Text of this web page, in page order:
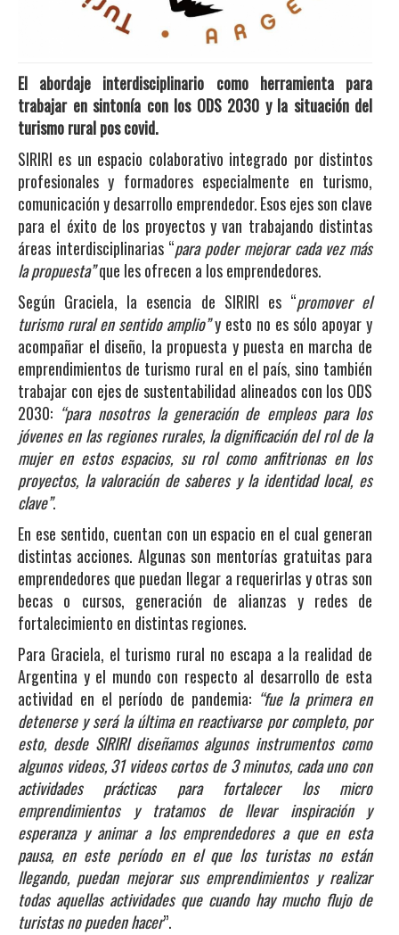
El abordaje interdisciplinario como herramienta para
trabajar en sintonía con los ODS 2030 y la situación del
turismo rural pos covid.
SIRIRI es un espacio colaborativo integrado por distintos
profesionales y formadores especialmente en turismo,
comunicación y desarrollo emprendedor. Esos ejes son clave
para el éxito de los proyectos y van trabajando distintas
áreas interdisciplinarias “para poder mejorar cada vez más
la propuesta”que les ofrecen a los emprendedores.
Según Graciela, la esencia de SIRIRI es “promover el
turismo rural en sentido amplio”y esto no es sólo apoyar y
acompañar el diseño, la propuesta y puesta en marcha de
emprendimientos de turismo rural en el país, sino también
trabajar con ejes de sustentabilidad alineados con los ODS
2030: “para nosotros la generación de empleos para los
jóvenes en las regiones rurales, la dignificación del rol de la
mujer en estos espacios, su rol como anfitrionas en los
proyectos, la valoración de saberes y la identidad local, es
clave”.
En ese sentido, cuentan con un espacio en el cual generan
distintas acciones. Algunas son mentorías gratuitas para
emprendedores que puedan llegar a requerirlas y otras son
becas o cursos, generación de alianzas y redes de
fortalecimiento en distintas regiones.
Para Graciela, el turismo rural no escapa a la realidad de
Argentina y el mundo con respecto al desarrollo de esta
actividad en el período de pandemia: “fue la primera en
detenerse y será la última en reactivarse por completo, por
esto, desde SIRIRI diseñamos algunos instrumentos como
algunos videos, 31 videos cortos de 3 minutos, cada uno con
actividades prácticas para fortalecer los micro
emprendimientos y tratamos de llevar inspiración y
esperanza y animar a los emprendedores a que en esta
pausa, en este período en el que los turistas no están
llegando, puedan mejorar sus emprendimientos y realizar
todas aquellas actividades que cuando hay mucho flujo de
turistas no pueden hacer”.